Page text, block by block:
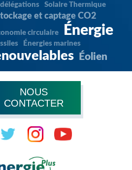
Solaire Thermique
et captage CO2
circulaire Énergie
Énergies marines
Éolien
NOUS
CONTACTER